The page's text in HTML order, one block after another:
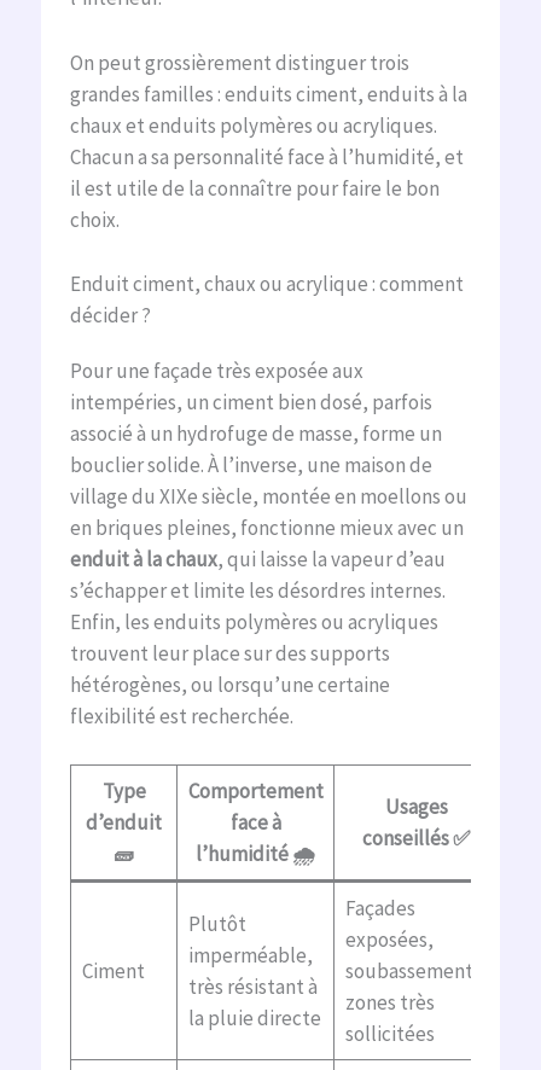
On peut grossièrement distinguer trois
grandes familles : enduits ciment, enduits à la
chaux et enduits polymères ou acryliques.
Chacun a sa personnalité face à l’humidité, et
il est utile de la connaître pour faire le bon
choix.
Enduit ciment, chaux ou acrylique : comment
décider ?
Pour une façade très exposée aux
intempéries, un ciment bien dosé, parfois
associé à un hydrofuge de masse, forme un
bouclier solide. À l’inverse, une maison de
village du XIXe siècle, montée en moellons ou
en briques pleines, fonctionne mieux avec un
enduit à la chaux, qui laisse la vapeur d’eau
s’échapper et limite les désordres internes.
Enfin, les enduits polymères ou acryliques
trouvent leur place sur des supports
hétérogènes, ou lorsqu’une certaine
flexibilité est recherchée.
Type
d’enduit
🧱
Comportement
face à
l’humidité 🌧️
Usages
conseillés ✅
Ciment
Plutôt
imperméable,
très résistant à
la pluie directe
Façades
exposées,
soubassements,
zones très
sollicitées